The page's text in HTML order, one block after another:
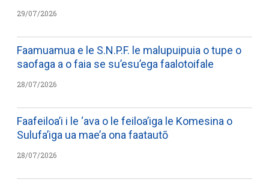
29/07/2026
Faamuamua e le S.N.P.F. le malupuipuia o tupe o
saofaga a o faia se su’esu’ega faalotoifale
28/07/2026
Faafeiloa’i i le ‘ava o le feiloa’iga le Komesina o
Sulufa’iga ua mae’a ona faatautō
28/07/2026